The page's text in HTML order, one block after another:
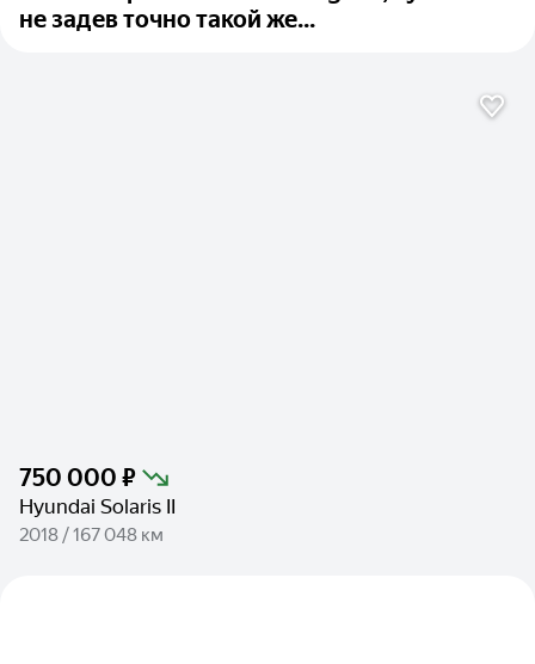
не задев точно такой же...
750 000 ₽
Hyundai Solaris II
2018 / 167 048 км